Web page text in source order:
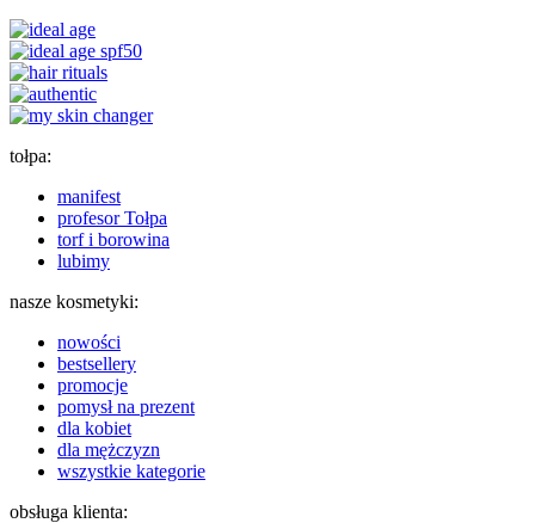
tołpa:
manifest
profesor Tołpa
torf i borowina
lubimy
nasze kosmetyki:
nowości
bestsellery
promocje
pomysł na prezent
dla kobiet
dla mężczyzn
wszystkie kategorie
obsługa klienta: